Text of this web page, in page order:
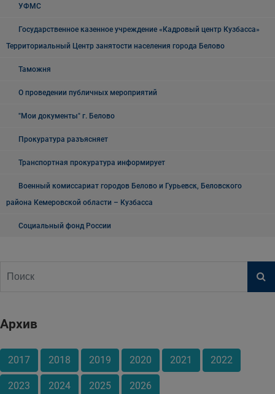
УФМС
Государственное казенное учреждение «Кадровый центр Кузбасса»
Территориальный Центр занятости населения города Белово
Таможня
О проведении публичных мероприятий
"Мои документы" г. Белово
Прокуратура разъясняет
Транспортная прокуратура информирует
Военный комиссариат городов Белово и Гурьевск, Беловского
района Кемеровской области – Кузбасса
Социальный фонд России
Архив
2017 2018 2019 2020 2021 2022
2023 2024 2025 2026